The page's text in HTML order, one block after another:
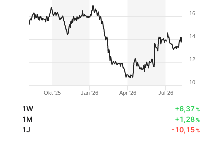
Okt '25 Jan '26 Apr '26 Jul '26
10
12
14
16
1W +6,37 %
1M +1,28%
1J -10,15%